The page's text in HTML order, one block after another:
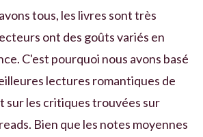
tous, les livres sont très
ont des goûts variés en
C'est pourquoi nous avons basé
lectures romantiques de
sur les critiques trouvées sur
Bien que les notes moyennes